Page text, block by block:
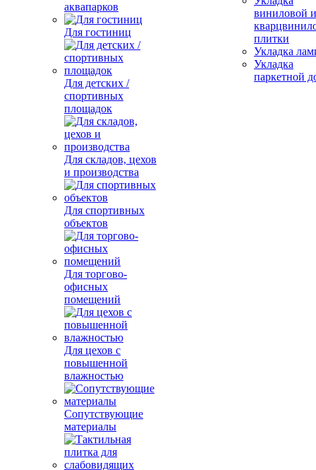
аквапарков
Для гостиниц
Для детских /
спортивных
площадок
Для складов, цехов
и производства
Для спортивных
объектов
Для торгово-
офисных
помещений
Для цехов с
повышенной
влажностью
Сопутствующие
материалы
виниловой и
плитки
Укладка
Укладка
паркетной